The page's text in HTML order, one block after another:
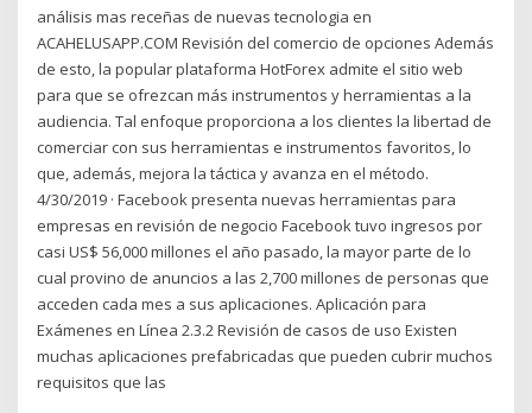
análisis mas receñas de nuevas tecnologia en
ACAHELUSAPP.COM Revisión del comercio de opciones Además
de esto, la popular plataforma HotForex admite el sitio web
para que se ofrezcan más instrumentos y herramientas a la
audiencia. Tal enfoque proporciona a los clientes la libertad de
comerciar con sus herramientas e instrumentos favoritos, lo
que, además, mejora la táctica y avanza en el método.
4/30/2019 · Facebook presenta nuevas herramientas para
empresas en revisión de negocio Facebook tuvo ingresos por
casi US$ 56,000 millones el año pasado, la mayor parte de lo
cual provino de anuncios a las 2,700 millones de personas que
acceden cada mes a sus aplicaciones. Aplicación para
Exámenes en Línea 2.3.2 Revisión de casos de uso Existen
muchas aplicaciones prefabricadas que pueden cubrir muchos
requisitos que las